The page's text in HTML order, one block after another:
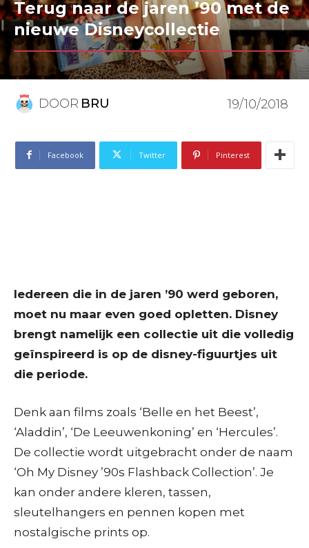
Terug naar de jaren ’90 met de
nieuwe Disneycollectie
DOOR BRU 19/10/2018
Facebook Twitter Pinterest
Iedereen die in de jaren ’90 werd geboren,
moet nu maar even goed opletten. Disney
brengt namelijk een collectie uit die volledig
geïnspireerd is op de disney-figuurtjes uit
die periode.
Denk aan films zoals ‘Belle en het Beest’,
‘Aladdin’, ‘De Leeuwenkoning’ en ‘Hercules’.
De collectie wordt uitgebracht onder de naam
‘Oh My Disney ’90s Flashback Collection’. Je
kan onder andere kleren, tassen,
sleutelhangers en pennen kopen met
nostalgische prints op.